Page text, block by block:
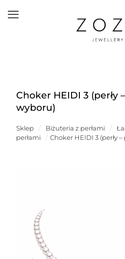
Choker HEIDI 3 (perły
wyboru)
Sklep / Biżuteria z perłami /
perłami
/ Choker HEIDI 3 (perły